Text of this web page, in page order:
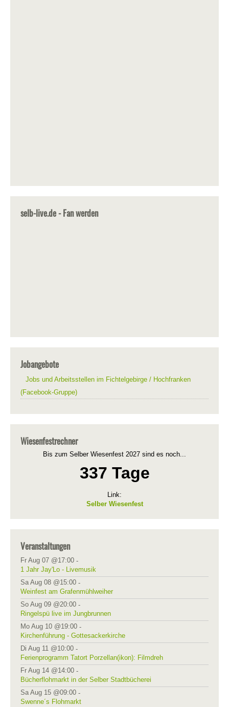
selb-live.de - Fan werden
Jobangebote
Jobs und Arbeitsstellen im Fichtelgebirge / Hochfranken
(Facebook-Gruppe)
Wiesenfestrechner
Bis zum Selber Wiesenfest 2027 sind es noch...
337 Tage
Link:
Selber Wiesenfest
Veranstaltungen
Fr Aug 07 @17:00 -
1 Jahr Jay'Lo - Livemusik
Sa Aug 08 @15:00 -
Weinfest am Grafenmühlweiher
So Aug 09 @20:00 -
Ringelspü live im Jungbrunnen
Mo Aug 10 @19:00 -
Kirchenführung - Gottesackerkirche
Di Aug 11 @10:00 -
Ferienprogramm Tatort Porzellan(ikon): Filmdreh
Fr Aug 14 @14:00 -
Bücherflohmarkt in der Selber Stadtbücherei
Sa Aug 15 @09:00 -
Swenne´s Flohmarkt